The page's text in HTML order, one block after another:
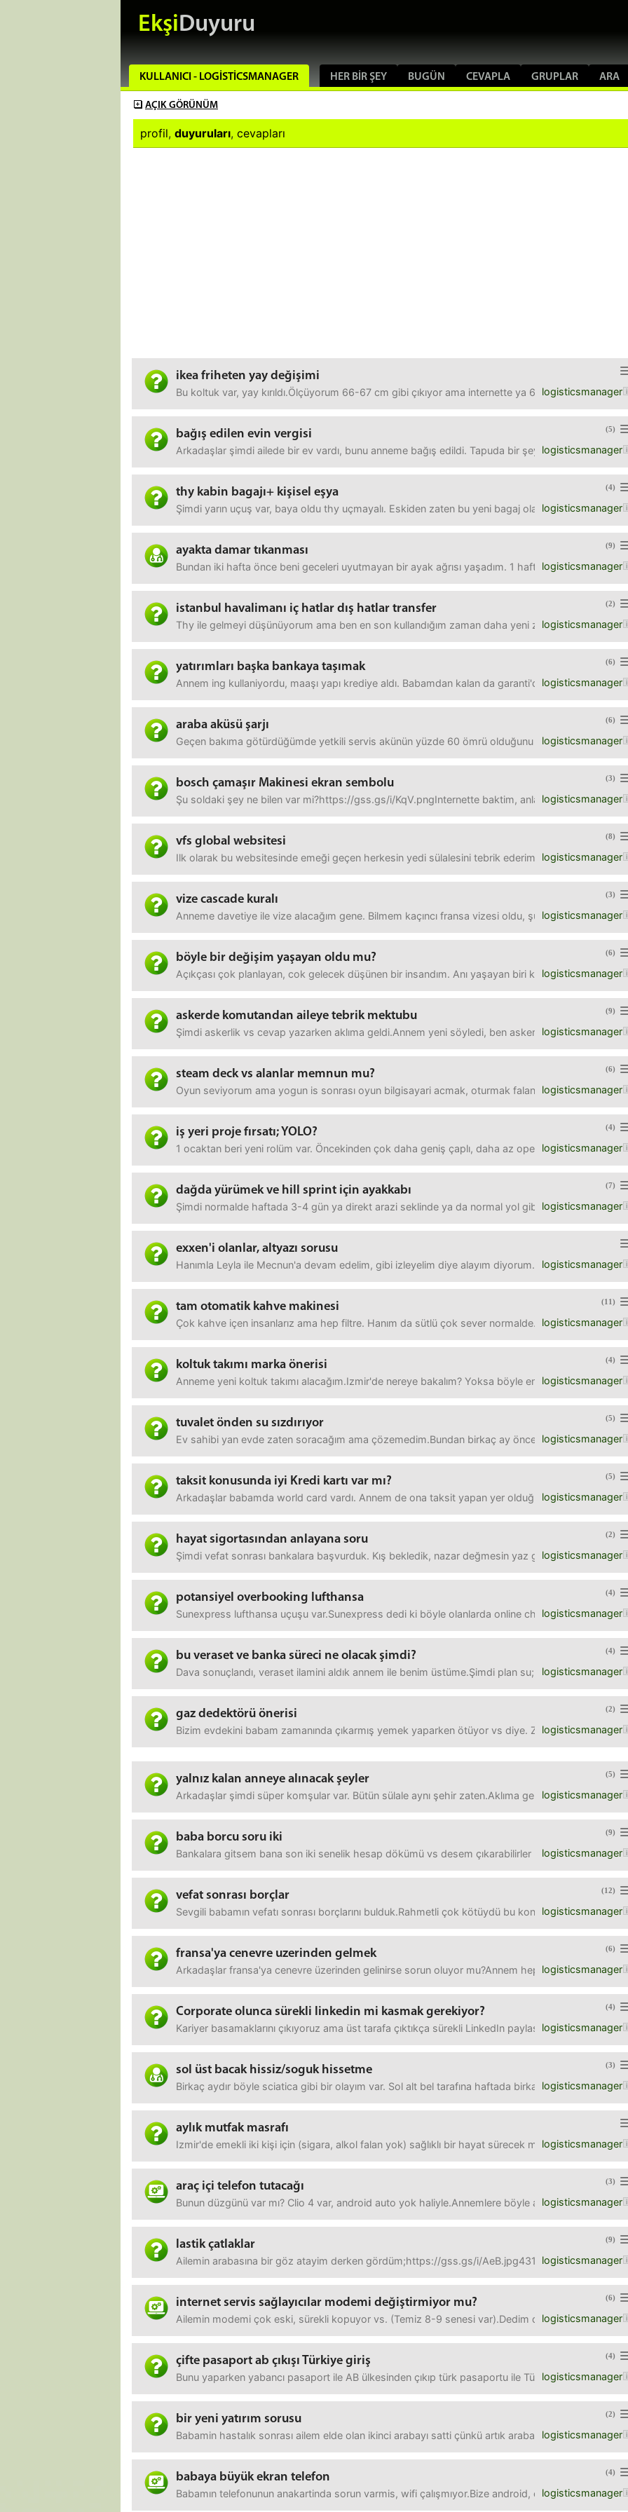
EkşiDuyuru
KULLANICI - LOGISTICSMANAGER HER BIR ŞEY BUGÜN CEVAPLA GRUPLAR ARA
AÇIK GÖRÜNÜM
profil, duyuruları, cevapları
ikea friheten yay değişimi
logisticsmanager
Bu koltuk var, yay kırıldı.Ölçüyorum 66-67 cm gibi çıkıyor ama internette ya 65 var ya 70.Bir
(5)
bağış edilen evin vergisi
logisticsmanager
Arkadaşlar şimdi ailede bir ev vardı, bunu anneme bağış edildi. Tapuda bir şeyler ödemiş
(4)
thy kabin bagajı+ kişisel eşya
logisticsmanager
Şimdi yarın uçuş var, baya oldu thy uçmayalı. Eskiden zaten bu yeni bagaj olayları yoktu,
(9)
ayakta damar tıkanması
logisticsmanager
Bundan iki hafta önce beni geceleri uyutmayan bir ayak ağrısı yaşadım. 1 haftadir falan
(2)
istanbul havalimanı iç hatlar dış hatlar transfer
logisticsmanager
Thy ile gelmeyi düşünüyorum ama ben en son kullandığım zaman daha yeni zamanlarıydı,
(6)
yatırımları başka bankaya taşımak
logisticsmanager
Annem ing kullaniyordu, maaşı yapı krediye aldı. Babamdan kalan da garanti'de kısacası
(6)
araba aküsü şarjı
logisticsmanager
Geçen bakıma götürdüğümde yetkili servis akünün yüzde 60 ömrü olduğunu yazmış. Değiştir
(3)
bosch çamaşır Makinesi ekran sembolu
logisticsmanager
Şu soldaki şey ne bilen var mi?https://gss.gs/i/KqV.pngInternette baktim, anladığım bu
(8)
vfs global websitesi
logisticsmanager
Ilk olarak bu websitesinde emeği geçen herkesin yedi sülalesini tebrik ederim.Iphone denedim
(3)
vize cascade kuralı
logisticsmanager
Anneme davetiye ile vize alacağım gene. Bilmem kaçıncı fransa vizesi oldu, şu lanet cascade
(6)
böyle bir değişim yaşayan oldu mu?
logisticsmanager
Açıkçası çok planlayan, cok gelecek düşünen bir insandım. Anı yaşayan biri kesinlikle
(9)
askerde komutandan aileye tebrik mektubu
logisticsmanager
Şimdi askerlik vs cevap yazarken aklıma geldi.Annem yeni söyledi, ben askerken bölük
(6)
steam deck vs alanlar memnun mu?
logisticsmanager
Oyun seviyorum ama yogun is sonrası oyun bilgisayari acmak, oturmak falan acayip zor
(4)
iş yeri proje fırsatı; YOLO?
logisticsmanager
1 ocaktan beri yeni rolüm var. Öncekinden çok daha geniş çaplı, daha az operasyonel çok
(7)
dağda yürümek ve hill sprint için ayakkabı
logisticsmanager
Şimdi normalde haftada 3-4 gün ya direkt arazi seklinde ya da normal yol gibi yürüyorum. Şu
exxen'i olanlar, altyazı sorusu
logisticsmanager
Hanımla Leyla ile Mecnun'a devam edelim, gibi izleyelim diye alayım diyorum.Ama asıl olay
(11)
tam otomatik kahve makinesi
logisticsmanager
Çok kahve içen insanlarız ama hep filtre. Hanım da sütlü çok sever normalde.Dedim bir tane
(4)
koltuk takımı marka önerisi
logisticsmanager
Anneme yeni koltuk takımı alacağım.Izmir'de nereye bakalım? Yoksa böyle enza home, zart zurt
(5)
tuvalet önden su sızdırıyor
logisticsmanager
Ev sahibi yan evde zaten soracağım ama çözemedim.Bundan birkaç ay önce sorun yaşadık
(5)
taksit konusunda iyi Kredi kartı var mı?
logisticsmanager
Arkadaşlar babamda world card vardı. Annem de ona taksit yapan yer olduğunda onu
(2)
hayat sigortasından anlayana soru
logisticsmanager
Şimdi vefat sonrası bankalara başvurduk. Kış bekledik, nazar değmesin yaz geçiyor.Ing ve
(4)
potansiyel overbooking lufthansa
logisticsmanager
Sunexpress lufthansa uçuşu var.Sunexpress dedi ki böyle olanlarda online checkin yok,
(4)
bu veraset ve banka süreci ne olacak şimdi?
logisticsmanager
Dava sonuçlandı, veraset ilamini aldık annem ile benim üstüme.Şimdi plan su; yarin bütün
(2)
gaz dedektörü önerisi
logisticsmanager
Bizim evdekini babam zamanında çıkarmış yemek yaparken ötüyor vs diye. Zaten en az 10
(5)
yalnız kalan anneye alınacak şeyler
logisticsmanager
Arkadaşlar şimdi süper komşular var. Bütün sülale aynı şehir zaten.Aklıma gelen iki şey
(9)
baba borcu soru iki
logisticsmanager
Bankalara gitsem bana son iki senelik hesap dökümü vs desem çıkarabilirler mi?Işin içinden
(12)
vefat sonrası borçlar
logisticsmanager
Sevgili babamın vefatı sonrası borçlarını bulduk.Rahmetli çok kötüydü bu konuda, o yüzden
(6)
fransa'ya cenevre uzerinden gelmek
logisticsmanager
Arkadaşlar fransa'ya cenevre üzerinden gelinirse sorun oluyor mu?Annem hep pegasus ile
(4)
Corporate olunca sürekli linkedin mi kasmak gerekiyor?
logisticsmanager
Kariyer basamaklarını çıkıyoruz ama üst tarafa çıktıkça sürekli LinkedIn paylaşan, 3 ay
(3)
sol üst bacak hissiz/soguk hissetme
logisticsmanager
Birkaç aydır böyle sciatica gibi bir olayım var. Sol alt bel tarafına haftada birkaç kere ağrı
aylık mutfak masrafı
logisticsmanager
Izmir'de emekli iki kişi için (sigara, alkol falan yok) sağlıklı bir hayat sürecek mutfak masrafı ne
(3)
araç içi telefon tutacağı
logisticsmanager
Bunun düzgünü var mı? Clio 4 var, android auto yok haliyle.Annemlere böyle alalım bari maps
(9)
lastik çatlaklar
logisticsmanager
Ailemin arabasına bir göz atayim derken gördüm;https://gss.gs/i/AeB.jpg4318 yani 2018 ekim
(6)
internet servis sağlayıcılar modemi değiştirmiyor mu?
logisticsmanager
Ailemin modemi çok eski, sürekli kopuyor vs. (Temiz 8-9 senesi var).Dedim değiştirelim çünkü
(4)
çifte pasaport ab çıkışı Türkiye giriş
logisticsmanager
Bunu yaparken yabancı pasaport ile AB ülkesinden çıkıp türk pasaportu ile Türkiye'ye giriş mi
(2)
bir yeni yatırım sorusu
logisticsmanager
Babamin hastalık sonrası ailem elde olan ikinci arabayı satti çünkü artık araba zor kullanır
(4)
babaya büyük ekran telefon
logisticsmanager
Babamın telefonunun anakartinda sorun varmis, wifi çalışmıyor.Bize android, çok pahali